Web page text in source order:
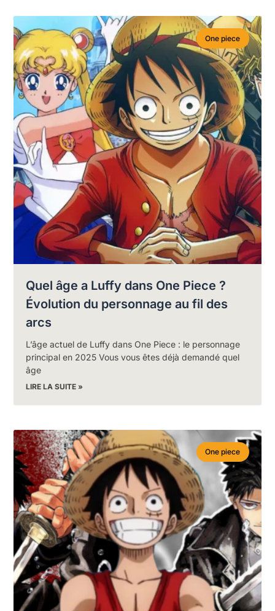
One piece
Quel âge a Luffy dans One Piece ?
Évolution du personnage au fil des
arcs
L’âge actuel de Luffy dans One Piece : le personnage
principal en 2025 Vous vous êtes déjà demandé quel
âge
LIRE LA SUITE »
One piece